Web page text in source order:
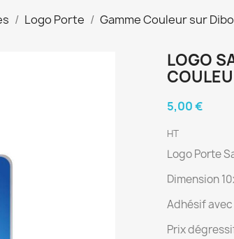
Logo Porte Gamme Couleur sur
LOGO
5,00 €
HT
Logo Porte
Dimension
Adhésif
Prix